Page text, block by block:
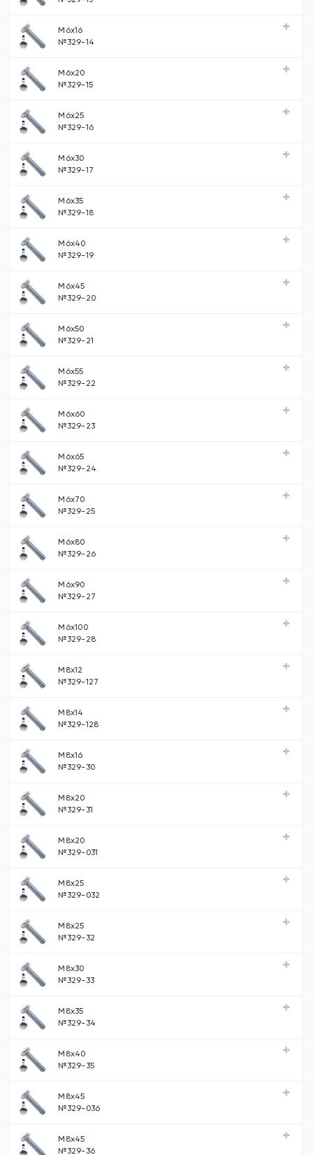
М6х16
№329-14
М6х20
№329-15
М6х25
№329-16
М6х30
№329-17
М6х35
№329-18
М6х40
№329-19
М6х45
№329-20
М6х50
№329-21
М6х55
№329-22
М6х60
№329-23
М6х65
№329-24
М6х70
№329-25
М6х80
№329-26
М6х90
№329-27
М6х100
№329-28
М8х12
№329-127
М8х14
№329-128
М8х16
№329-30
М8х20
№329-31
М8х20
№329-031
М8х25
№329-032
М8х25
№329-32
М8х30
№329-33
М8х35
№329-34
М8х40
№329-35
М8х45
№329-036
М8х45
№329-36